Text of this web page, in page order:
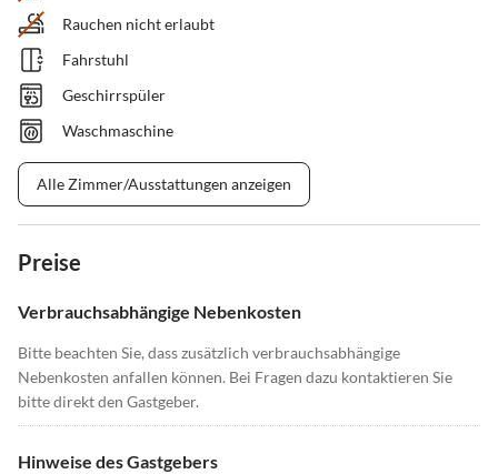
Rauchen nicht erlaubt
Fahrstuhl
Geschirrspüler
Waschmaschine
Alle Zimmer/Ausstattungen anzeigen
Preise
Verbrauchsabhängige Nebenkosten
Bitte beachten Sie, dass zusätzlich verbrauchsabhängige
Nebenkosten anfallen können. Bei Fragen dazu kontaktieren Sie
bitte direkt den Gastgeber.
Hinweise des Gastgebers